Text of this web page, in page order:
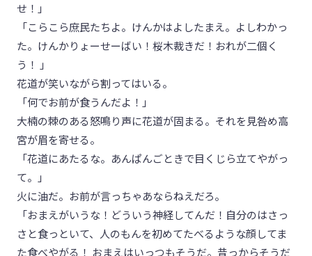
せ！」
「こらこら庶民たちよ。けんかはよしたまえ。よしわかっ
た。けんかりょーせーばい！桜木裁きだ！おれが二個く
う！ 」
花道が笑いながら割ってはいる。
「何でお前が食うんだよ！」
大楠の棘のある怒鳴り声に花道が固まる。それを見咎め高
宮が眉を寄せる。
「花道にあたるな。あんぱんごときで目くじら立てやがっ
て。」
火に油だ。お前が言っちゃあならねえだろ。
「おまえがいうな！どういう神経してんだ！自分のはさっ
さと食っといて、人のもんを初めてたべるような顔してま
た食べやがる！ おまえはいっつもそうだ。昔っからそうだ